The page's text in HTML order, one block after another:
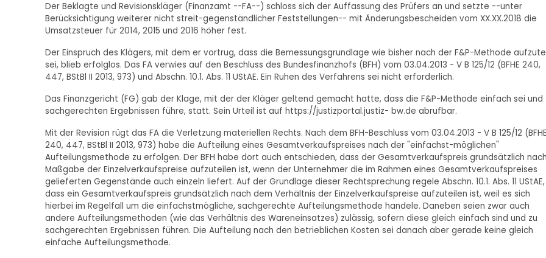
Der Beklagte und Revisionskläger (Finanzamt --FA--) schloss sich der Auffassung des Prüfers an und setzte --unter
Berücksichtigung weiterer nicht streit-gegenständlicher Feststellungen-- mit Änderungsbescheiden vom XX.XX.2018 die
Umsatzsteuer für 2014, 2015 und 2016 höher fest.
Der Einspruch des Klägers, mit dem er vortrug, dass die Bemessungsgrundlage wie bisher nach der F&P-Methode
sei, blieb erfolglos. Das FA verwies auf den Beschluss des Bundesfinanzhofs (BFH) vom 03.04.2013 - V B 125/12 (BFHE 240,
447, BStBl II 2013, 973) und Abschn. 10.1. Abs. 11 UStAE. Ein Ruhen des Verfahrens sei nicht erforderlich.
Das Finanzgericht (FG) gab der Klage, mit der der Kläger geltend gemacht hatte, dass die F&P-Methode einfach sei und
sachgerechten Ergebnissen führe, statt. Sein Urteil ist auf https://justizportal.justiz- bw.de abrufbar.
Mit der Revision rügt das FA die Verletzung materiellen Rechts. Nach dem BFH-Beschluss vom 03.04.2013 - V B 125/12 (BFHE
240, 447, BStBl II 2013, 973) habe die Aufteilung eines Gesamtverkaufspreises nach der "einfachst-möglichen"
Aufteilungsmethode zu erfolgen. Der BFH habe dort auch entschieden, dass der Gesamtverkaufspreis grundsätzlich nach
Maßgabe der Einzelverkaufspreise aufzuteilen ist, wenn der Unternehmer die im Rahmen eines Gesamtverkaufspreises
gelieferten Gegenstände auch einzeln liefert. Auf der Grundlage dieser Rechtsprechung regele Abschn. 10.1. Abs. 11 UStAE,
dass ein Gesamtverkaufspreis grundsätzlich nach dem Verhältnis der Einzelverkaufspreise aufzuteilen ist, weil es sich
hierbei im Regelfall um die einfachstmögliche, sachgerechte Aufteilungsmethode handele. Daneben seien zwar auch
andere Aufteilungsmethoden (wie das Verhältnis des Wareneinsatzes) zulässig, sofern diese gleich einfach sind und zu
sachgerechten Ergebnissen führen. Die Aufteilung nach den betrieblichen Kosten sei danach aber gerade keine gleich
einfache Aufteilungsmethode.